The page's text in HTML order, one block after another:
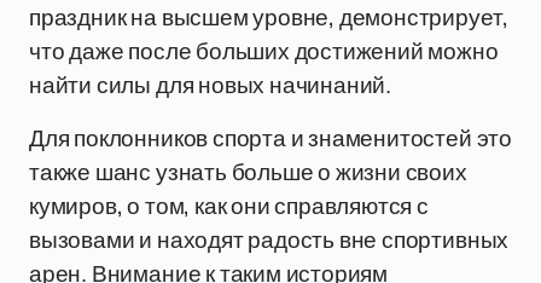
праздник на высшем уровне, демонстрирует,
что даже после больших достижений можно
найти силы для новых начинаний.
Для поклонников спорта и знаменитостей это
также шанс узнать больше о жизни своих
кумиров, о том, как они справляются с
вызовами и находят радость вне спортивных
арен. Внимание к таким историям